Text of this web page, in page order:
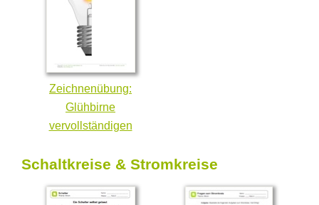
Zeichnenübung:
Glühbirne
vervollständigen
Schaltkreise & Stromkreise